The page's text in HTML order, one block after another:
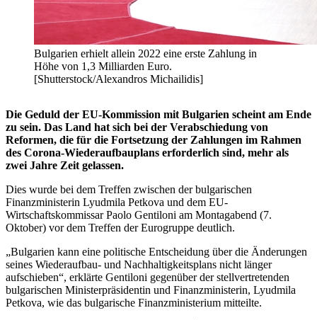
Bulgarien erhielt allein 2022 eine erste Zahlung in
Höhe von 1,3 Milliarden Euro.
[Shutterstock/Alexandros Michailidis]
Die Geduld der EU-Kommission mit Bulgarien scheint am Ende
zu sein. Das Land hat sich bei der Verabschiedung von
Reformen, die für die Fortsetzung der Zahlungen im Rahmen
des Corona-Wiederaufbauplans erforderlich sind, mehr als
zwei Jahre Zeit gelassen.
Dies wurde bei dem Treffen zwischen der bulgarischen
Finanzministerin Lyudmila Petkova und dem EU-
Wirtschaftskommissar Paolo Gentiloni am Montagabend (7.
Oktober) vor dem Treffen der Eurogruppe deutlich.
„Bulgarien kann eine politische Entscheidung über die Änderungen
seines Wiederaufbau- und Nachhaltigkeitsplans nicht länger
aufschieben“, erklärte Gentiloni gegenüber der stellvertretenden
bulgarischen Ministerpräsidentin und Finanzministerin, Lyudmila
Petkova, wie das bulgarische Finanzministerium mitteilte.